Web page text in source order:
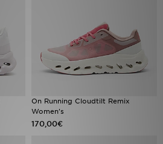
On Running Cloudtilt Remix
Women's
170,00€